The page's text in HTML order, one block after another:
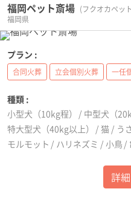
福岡ペット斎場 (フクオカペッ
福岡県
プラン :
合同火葬 立会個別火葬 一任
種類 :
小型犬（10kg程）
中型犬（
特大型犬（40kg以上）
猫 う
モルモット
ハリネズミ 小鳥
詳